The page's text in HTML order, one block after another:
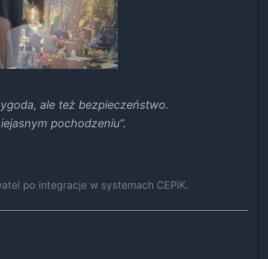
ale też bezpieczeństwo.
pochodzeniu”.
po integracje w systemach CEPiK.